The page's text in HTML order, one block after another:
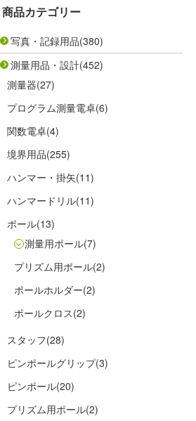
商品カテゴリー
写真・記録用品(380)
測量用品・設計(452)
測量器(27)
プログラム測量電卓(6)
関数電卓(4)
境界用品(255)
ハンマー・掛矢(11)
ハンマードリル(11)
ポール(13)
測量用ポール(7)
プリズム用ポール(2)
ポールホルダー(2)
ポールクロス(2)
スタッフ(28)
ピンポールグリップ(3)
ピンポール(20)
プリズム用ポール(2)